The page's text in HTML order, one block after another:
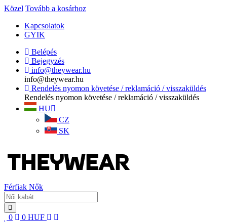
Közel Tovább a kosárhoz
Kapcsolatok
GYIK
Belépés
Bejegyzés
info@theywear.hu
info@theywear.hu
Rendelés nyomon követése / reklamáció / visszaküldés
Rendelés nyomon követése / reklamáció / visszaküldés
HU
CZ
SK
Férfiak Nők
0 0 HUF